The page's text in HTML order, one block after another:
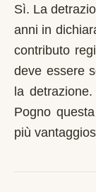
Sì. La
anni in
contributo
deve essere
la
Pogno
più